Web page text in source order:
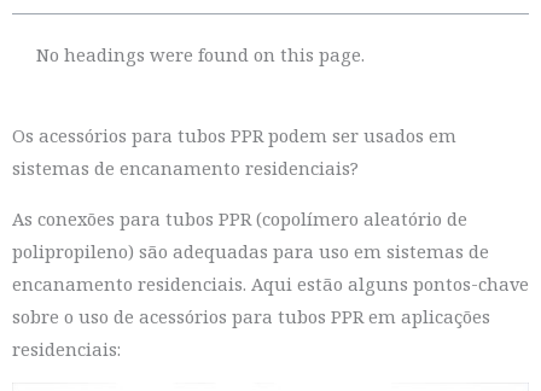
No headings were found on this page.
Os acessórios para tubos PPR podem ser usados em
sistemas de encanamento residenciais?
As conexões para tubos PPR (copolímero aleatório de
polipropileno) são adequadas para uso em sistemas de
encanamento residenciais. Aqui estão alguns pontos-chave
sobre o uso de acessórios para tubos PPR em aplicações
residenciais: